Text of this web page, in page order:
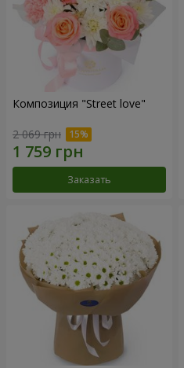
Композиция "Street love"
2 069 грн
Заказать